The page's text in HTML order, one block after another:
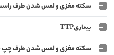
سکته مغزی و لمس شدن طرف
بیماریTTP
سکته مغزی و لمس شدن طرف چپ